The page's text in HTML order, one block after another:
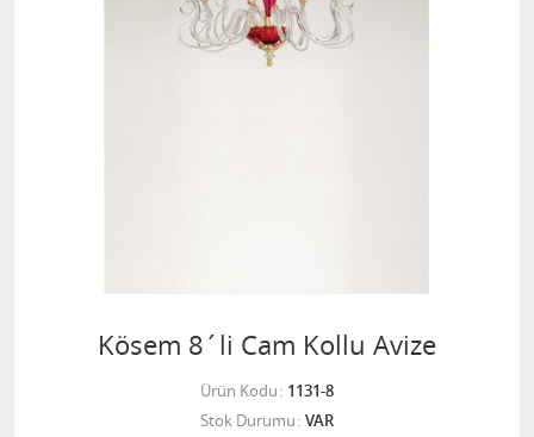
Kösem 8´li Cam Kollu Avize
Ürün Kodu 1131-8
Stok Durumu VAR